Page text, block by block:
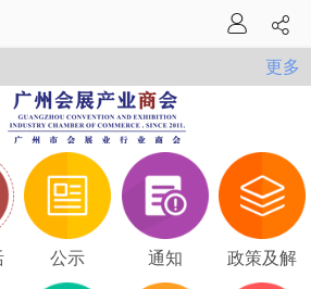
更多
公示 通知
政策及解
读